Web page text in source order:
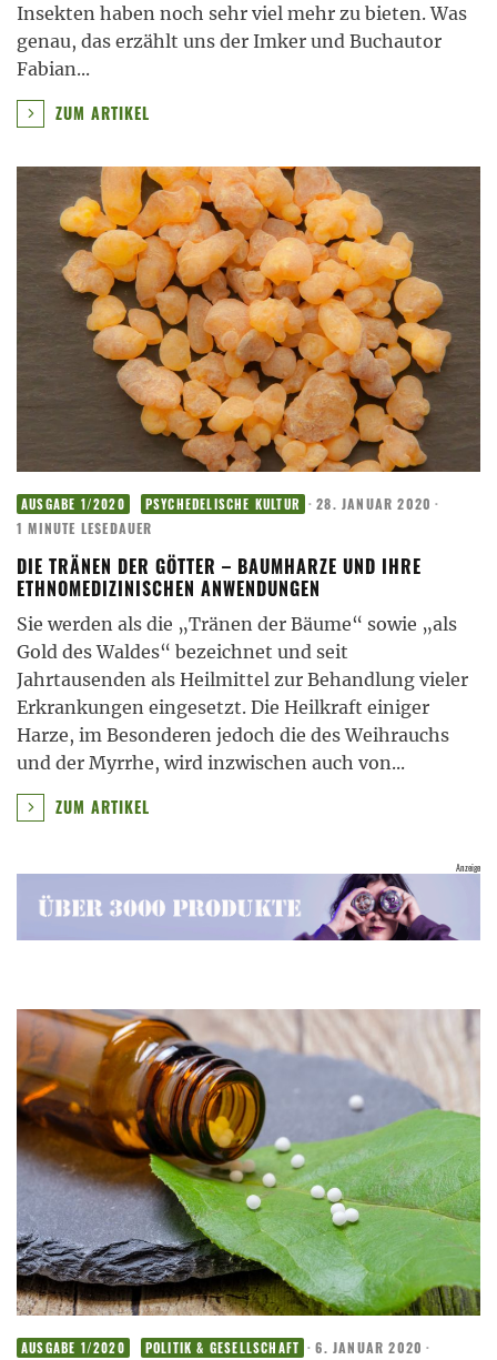
Insekten haben noch sehr viel mehr zu bieten. Was
genau, das erzählt uns der Imker und Buchautor
Fabian...
ZUM ARTIKEL
AUSGABE 1/2020 PSYCHEDELISCHE KULTUR · 28. JANUAR 2020 ·
1 MINUTE LESEDAUER
DIE TRÄNEN DER GÖTTER – BAUMHARZE UND IHRE
ETHNOMEDIZINISCHEN ANWENDUNGEN
Sie werden als die „Tränen der Bäume“ sowie „als
Gold des Waldes“ bezeichnet und seit
Jahrtausenden als Heilmittel zur Behandlung vieler
Erkrankungen eingesetzt. Die Heilkraft einiger
Harze, im Besonderen jedoch die des Weihrauchs
und der Myrrhe, wird inzwischen auch von...
ZUM ARTIKEL
AUSGABE 1/2020 POLITIK & GESELLSCHAFT · 6. JANUAR 2020 ·